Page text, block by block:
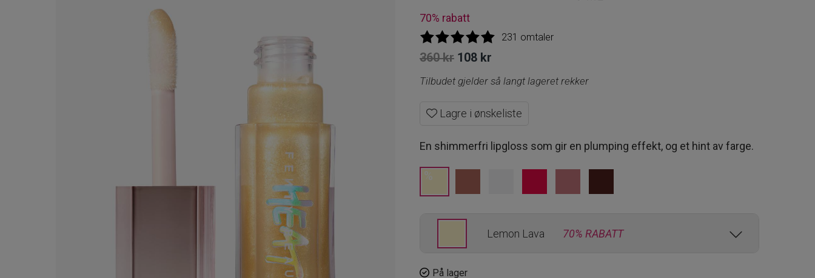
70% rabatt
231 omtaler
360kr Opprinnelig
pris
360 kr.
108 kr
pris
108 kr.
Tilbudet gjelder så langt lageret rekker
Lagre i ønskeliste
En shimmerfri lipgloss som gir en plumping effekt, og et hint av farge.
%
Lemon Lava 70% RABATT
På lager